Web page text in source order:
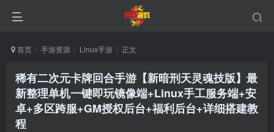
首页 手游资源 Linux手游 正文
稀有二次元卡牌回合手游【新暗刑天灵魂技版】最
新整理单机一键即玩镜像端+Linux手工服务端+安
卓+多区跨服+GM授权后台+福利后台+详细搭建教
程